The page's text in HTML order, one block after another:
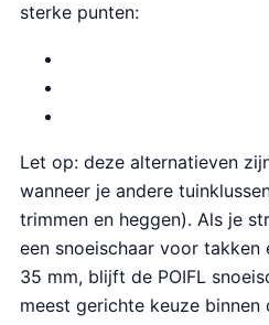
sterke punten:
Let op: deze alternatieven
wanneer je andere
trimmen en heggen). Als je
een snoeischaar voor
35 mm, blijft de POIFL
meest gerichte keuze